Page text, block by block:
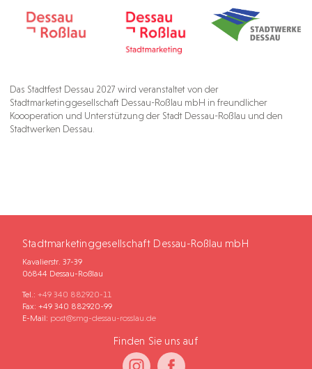
Das Stadtfest Dessau 2027 wird veranstaltet von der
Stadtmarketinggesellschaft Dessau-Roßlau mbH in freundlicher
Koooperation und Unterstützung der Stadt Dessau-Roßlau und den
Stadtwerken Dessau.
Stadtmarketinggesellschaft Dessau-Roßlau mbH
Kavalierstr. 37-39
06844 Dessau-Roßlau
Tel.: +49 340 882920-11
Fax: +49 340 882920-99
E-Mail: post@smg-dessau-rosslau.de
Finden Sie uns auf